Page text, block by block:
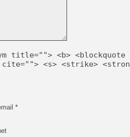
[GK] No More Room in
[GK] Un chatbot Atelier
[GK] Mémoire cash -
[GK] Nvidia : le prix des
[GK] Suikoden Star Leap :
[Mo5] La mini borne
[GK] Atari renoue avec les
[GK] Le studio de FIFA
[GK] La PlayStation 1 en
[GK] Dawn of War 4 : les
[GK] CloverPit : l'héritier
[GK] Stellar Blade : Blood
title=""> <b> <blockquote
cite=""> <s> <strike>
*